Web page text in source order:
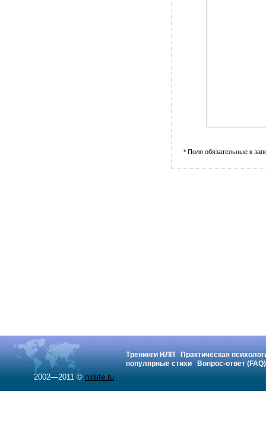
* Поля обязательные к
Тренинги НЛП
Практическая
популярные стихи
Вопрос-ответ (FAQ)
2002—2011 © nlplife.ru